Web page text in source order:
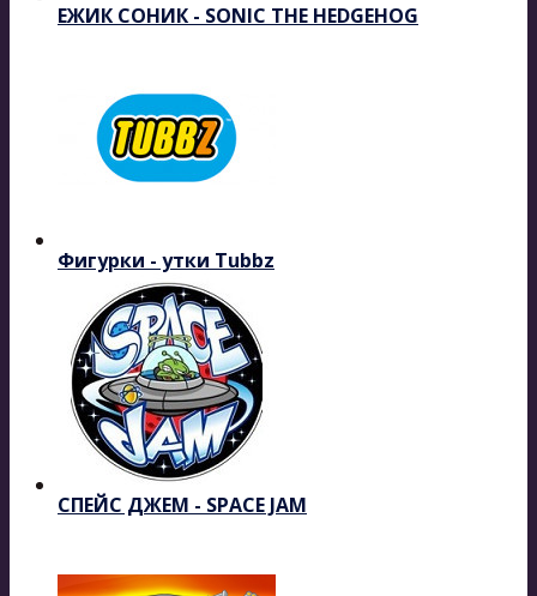
ЕЖИК СОНИК - SONIC THE HEDGEHOG
Фигурки - утки Tubbz
СПЕЙС ДЖЕМ - SPACE JAM